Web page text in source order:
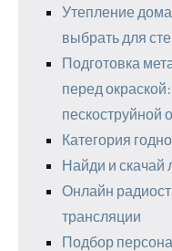
Утепление
выбрать для
Подготовка
перед
пескоструйной
Категория
Найди и
Онлайн
трансляции
Подбор